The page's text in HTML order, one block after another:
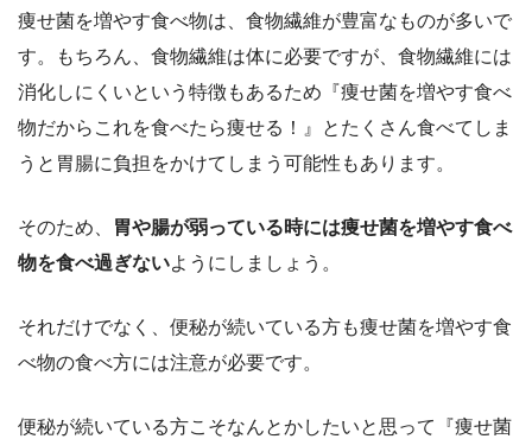
痩せ菌を増やす食べ物は、食物繊維が豊富なものが多いで
す。もちろん、食物繊維は体に必要ですが、食物繊維には
消化しにくいという特徴もあるため『痩せ菌を増やす食べ
物だからこれを食べたら痩せる！』とたくさん食べてしま
うと胃腸に負担をかけてしまう可能性もあります。
そのため、
胃や腸が弱っている時には痩せ菌を増やす食べ
物を食べ過ぎないようにしましょう。
それだけでなく、便秘が続いている方も痩せ菌を増やす食
べ物の食べ方には注意が必要です。
便秘が続いている方こそなんとかしたいと思って『痩せ菌